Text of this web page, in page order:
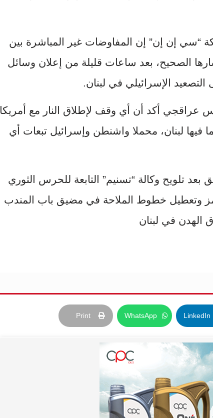
“سي إن إن” إن المفاوضات غير المباشرة بين
الصحيح، بعد ساعات قليلة من إعلان وسائل
التصعيد الإسرائيلي في لبنان.
عراقجي أكد أن أي وقف لإطلاق النار مع أمريكا
لبنان، محملا واشنطن وإسرائيل تبعات أي
بعد تلويح وكالة “تسنيم” التابعة للحرس الثوري
وتعطيل خطوط الملاحة في مضيق باب المندب
في لبنان
LinkedIn
WhatsApp
Print